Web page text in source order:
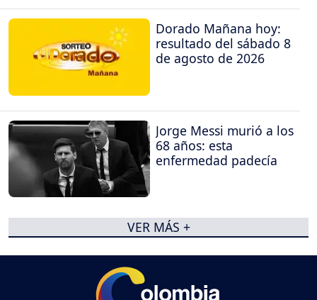
Dorado Mañana hoy:
resultado del sábado 8
de agosto de 2026
Jorge Messi murió a los
68 años: esta
enfermedad padecía
VER MÁS +